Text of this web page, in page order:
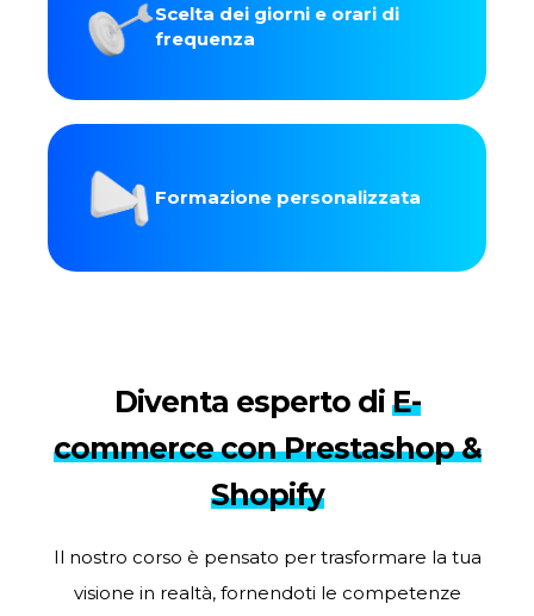
Scelta dei giorni e orari di
frequenza
Formazione personalizzata
Diventa esperto di E-
commerce con Prestashop &
Shopify
Il nostro corso è pensato per trasformare la tua
visione in realtà, fornendoti le competenze